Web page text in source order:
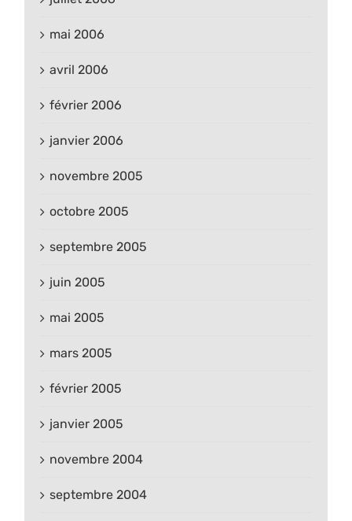
mai 2006
avril 2006
février 2006
janvier 2006
novembre 2005
octobre 2005
septembre 2005
juin 2005
mai 2005
mars 2005
février 2005
janvier 2005
novembre 2004
septembre 2004